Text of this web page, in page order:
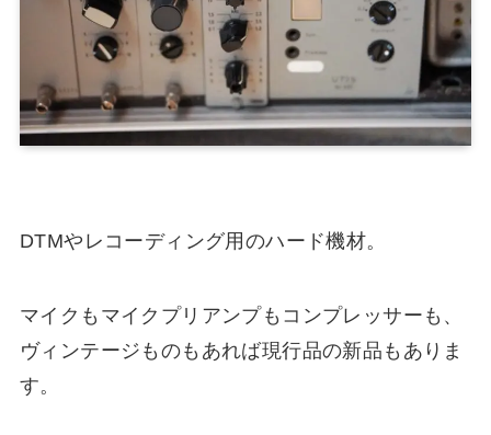
DTMやレコーディング用のハード機材。
マイクもマイクプリアンプもコンプレッサーも、
ヴィンテージものもあれば現行品の新品もありま
す。